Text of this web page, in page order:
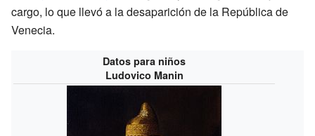
cargo, lo que llevó a la desaparición de la República de
Venecia.
Datos para niños
Ludovico Manin